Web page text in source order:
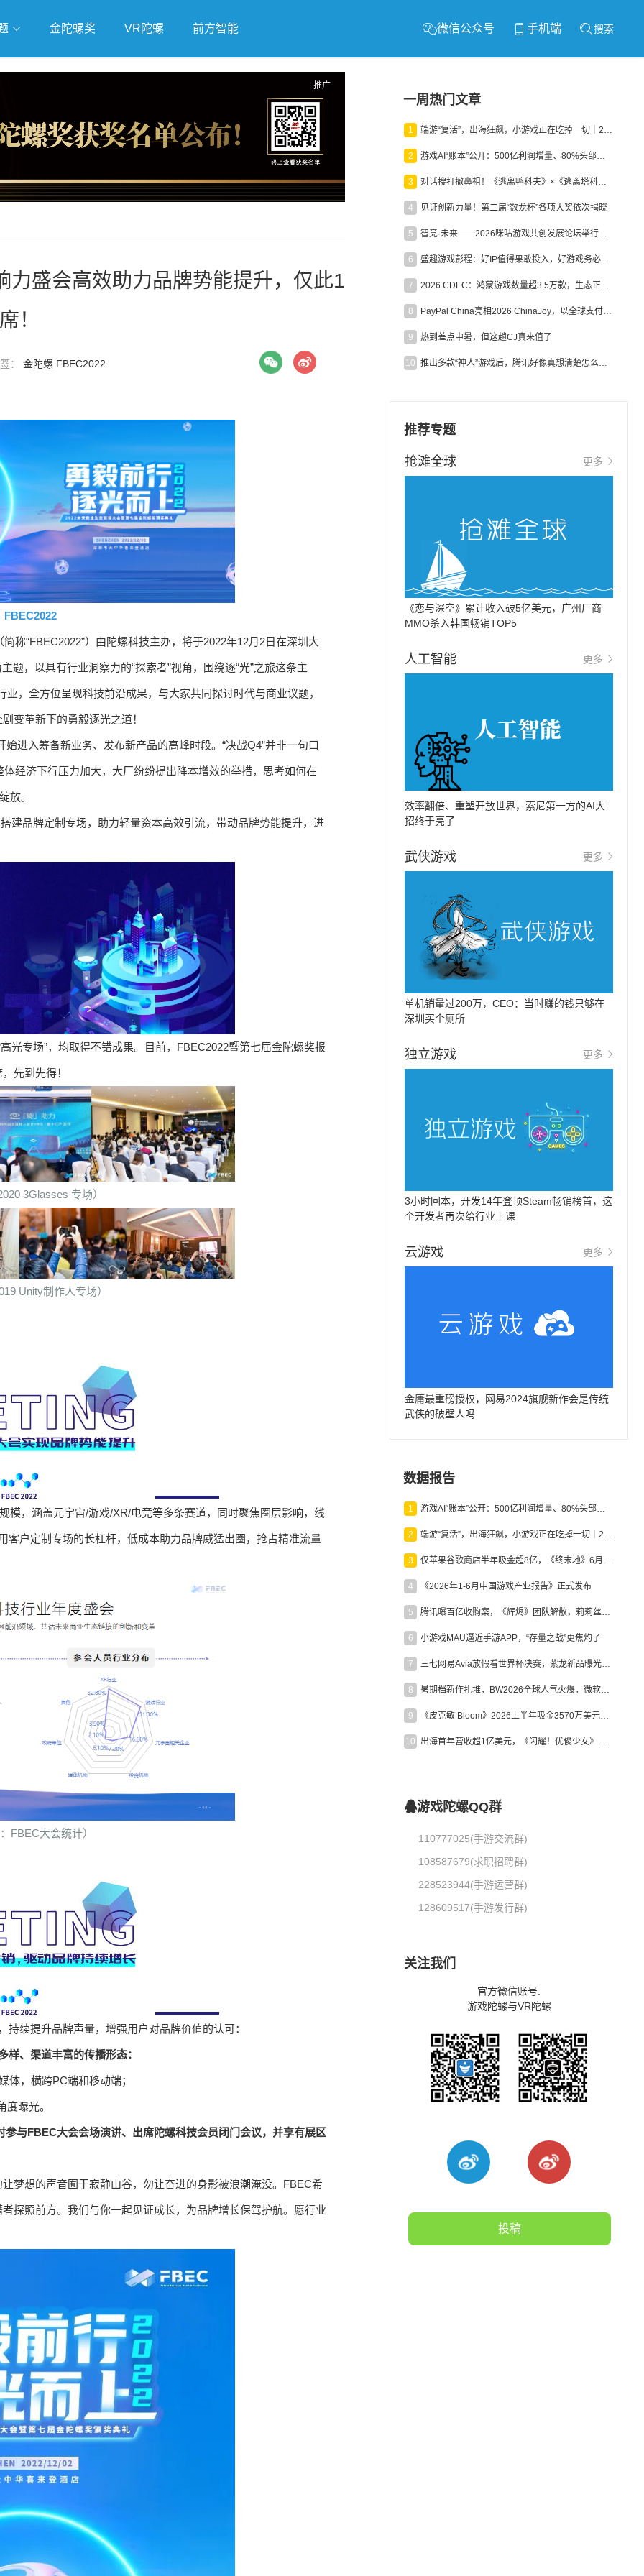
独立游戏 云游戏
金陀螺奖 VR陀螺 前方智能 微信公众号 手机端 搜索
推广
盛会高效助力品牌势能提升，仅此1
席！
： 金陀螺 FBEC2022
FBEC2022
称“FBEC2022”）由陀螺科技主办，将于2022年12月2日在深圳大
题，以具有行业洞察力的“探索者”视角，围绕逐“光”之旅这条主
，全方位呈现科技前沿成果，与大家共同探讨时代与商业议题，
变革新下的勇毅逐光之道！
进入筹备新业务、发布新产品的高峰时段。“决战Q4”并非一句口
经济下行压力加大，大厂纷纷提出降本增效的举措，思考如何在
放。
建品牌定制专场，助力轻量资本高效引流，带动品牌势能提升，进
光专场”，均取得不错成果。目前，FBEC2022暨第七届金陀螺奖报
先到先得！
3Glasses 专场）
Unity制作人专场）
模，涵盖元宇宙/游戏/XR/电竞等多条赛道，同时聚焦圈层影响，线
客户定制专场的长杠杆，低成本助力品牌威猛出圈，抢占精准流量
FBEC大会统计）
续提升品牌声量，增强用户对品牌价值的认可：
、渠道丰富的传播形态：
体，横跨PC端和移动端；
曝光。
与FBEC大会会场演讲、出席陀螺科技会员闭门会议，并享有展区
梦想的声音囿于寂静山谷，勿让奋进的身影被浪潮淹没。FBEC希
探照前方。我们与你一起见证成长，为品牌增长保驾护航。愿行业
一周热门文章
1 端游“复活”，出海狂飙，小游戏正在吃掉一切｜2026上半年产业报告
2 游戏AI“账本”公开：500亿利润增量、80%头部入局，谁在闷声发财？
3 对话搜打撤鼻祖！《逃离鸭科夫》×《逃离塔科夫》官方线下沙龙落幕
4 见证创新力量！第二届“数龙杯”各项大奖依次揭晓
5 智竞·未来——2026咪咕游戏共创发展论坛举行：聚力精品内容、AI创作与电竞生态，共建高品质益智健康游戏社区
6 盛趣游戏彭程：好IP值得果敢投入，好游戏务必长效经营
7 2026 CDEC：鸿蒙游戏数量超3.5万款，生态正循环加速产业高质量发展
8 PayPal China亮相2026 ChinaJoy，以全球支付能力助力中国游戏企业深化全球运营
9 热到差点中暑，但这趟CJ真来值了
10 推出多款“神人”游戏后，腾讯好像真想清楚怎么做二次元了
推荐专题
抢滩全球 更多
《恋与深空》累计收入破5亿美元，广州厂商
MMO杀入韩国畅销TOP5
人工智能 更多
效率翻倍、重塑开放世界，索尼第一方的AI大
招终于亮了
武侠游戏 更多
单机销量过200万，CEO：当时赚的钱只够在
深圳买个厕所
独立游戏 更多
3小时回本，开发14年登顶Steam畅销榜首，这
个开发者再次给行业上课
云游戏 更多
金庸最重磅授权，网易2024旗舰新作会是传统
武侠的破壁人吗
数据报告
1 游戏AI“账本”公开：500亿利润增量、80%头部入局，谁在闷声发财？
2 端游“复活”，出海狂飙，小游戏正在吃掉一切｜2026上半年产业报告
3 仅苹果谷歌商店半年吸金超8亿，《终末地》6月份收入显著回暖
4 《2026年1-6月中国游戏产业报告》正式发布
5 腾讯曝百亿收购案，《辉烬》团队解散，莉莉丝新作曝光｜陀螺周报
6 小游戏MAU逼近手游APP，“存量之战”更焦灼了
7 三七网易Avia放假看世界杯决赛，紫龙新品曝光，米哈游新作上线 | 陀螺周报
8 暑期档新作扎堆，BW2026全球人气火爆，微软XBOX大裁员|陀螺周报
9 《皮克敏 Bloom》2026上半年吸金3570万美元，中国台湾成最大市场
10 出海首年营收超1亿美元，《闪耀！优俊少女》美国市场占比达七成
游戏陀螺QQ群
110777025(手游交流群)
108587679(求职招聘群)
228523944(手游运营群)
128609517(手游发行群)
关注我们
官方微信账号:
游戏陀螺与VR陀螺
投稿